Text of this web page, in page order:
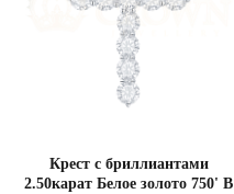
Крест с бриллиантами
2.50карат Белое золото 750' В